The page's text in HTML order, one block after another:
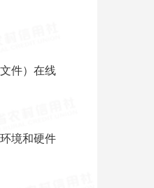
件）在线
境和硬件